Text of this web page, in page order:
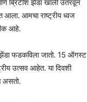
ब्रिटीश झेंडा खाली उतरवून
आमचा राष्ट्रीय ध्वज
आहे.
फडकविला जातो. 15 ऑगस्ट
उत्सव आहेत. या दिवशी
असतो.